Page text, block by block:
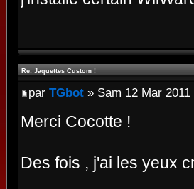
Re: Jaquettes Custom !
par TGbot » Sam 12 Mar 2011
Merci Cocotte !
Des fois , j'ai les yeux